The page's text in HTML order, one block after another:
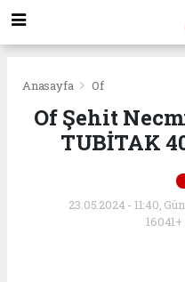
Anasayfa Of
Of Şehit
TUBİTAK
23.05.2024 - 11:40,